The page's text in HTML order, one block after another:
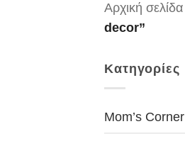
Αρχική σελίδα
decor”
Κατηγορίες
Mom’s Corner